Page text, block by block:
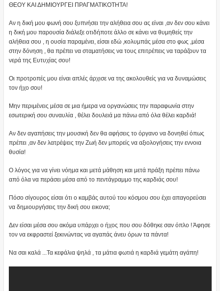
ΘΕΟΥ ΚΑΙ ΔΗΜΙΟΥΡΓΕΙ ΠΡΑΓΜΑΤΙΚΟΤΗΤΑ!
Αν η δική μου φωνή σου ξυπνήσει την αλήθεια σου ας είναι ,αν δεν σου κάνει
η δική μου παρουσία διάλεξε οτιδήποτε άλλο σε κάνει να θυμηθείς την
αλήθεια σου , η ουσία παραμένει, είσαι εδώ ,κολυμπάς μέσα στο φως ,μέσα
στην δόνηση , θα πρέπει να σταματήσεις να τους επιτρέπεις να ταράζουν τα
νερά της Ευτυχίας σου!
Οι προτροπές μου είναι απλές άρχισε να της ακολουθείς για να δυναμώσεις
τον ήχο σου!
Μην περιμένεις μέσα σε μια ήμερα να οργανώσεις την παραφωνία στην
εσωτερική σου συναυλία , θέλει δουλειά μα πάνω από όλα θέλει καρδιά!
Αν δεν αγαπήσεις την μουσική δεν θα αφήσεις το όργανο να δονηθεί όπως
πρέπει ,αν δεν λατρέψεις την Ζωή δεν μπορείς να αξιολογήσεις την εννοια
θυσία!
Ο λόγος για να γίνει νόημα και μετά μάθηση και μετά πράξη πρέπει πάνω
από όλα να περάσει μέσα από το πεντάγραμμο της καρδιάς σου!
Πόσο σίγουρος είσαι ότι ο καμβάς αυτού του κόσμου σου έχει απαγορεύσει
να δημιουργήσεις την δική σου εικονα;
Δεν είσαι μέσα σου ακόμα υπάρχει ο ήχος που σου δόθηκε σαν όπλο ! Άφησε
τον να εκφραστεί ξεκινώντας να αγαπάς άνευ όρων τα πάντα!
Να σαι καλά ...Τα κεφάλια ψηλά , τα μάτια φωτιά η καρδιά γεμάτη αγάπη!